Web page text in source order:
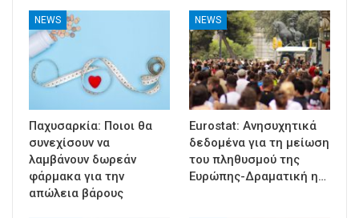
NEWS
Παχυσαρκία: Ποιοι θα
συνεχίσουν να
λαμβάνουν δωρεάν
φάρμακα για την
απώλεια βάρους
NEWS
Eurostat: Ανησυχητικά
δεδομένα για τη μείωση
του πληθυσμού της
Ευρώπης-Δραματική η…